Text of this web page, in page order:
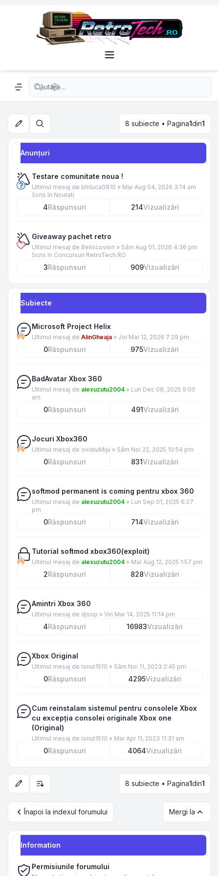
Navigation menu
Căutare avansată
Căutare 8 subiecte • Pagina1din1
Anunţuri
Testare comunitate noua !
Ultimul mesaj de blnluca0810 » Mar Aug 04, 2026 3:14 am
Scris în Noutati
4Răspunsuri 214Vizualizări
Giveaway pachet retro
Ultimul mesaj de Beliscovion » Sâm Aug 01, 2026 4:36 pm
Scris în Concursuri RetroTech.RO
3Răspunsuri 909Vizualizări
Subiecte
Microsoft Project Helix
Ultimul mesaj de AlinGheaja » Joi Mar 12, 2026 7:29 pm
0Răspunsuri 975Vizualizări
BadAvatar Xbox 360
Ultimul mesaj de alexuzutu2004 » Lun Dec 08, 2025 9:00
am
0Răspunsuri 491Vizualizări
Jocuri Xbox360
Ultimul mesaj de ovidiuMiju » Sâm Noi 22, 2025 10:54 pm
0Răspunsuri 831Vizualizări
softmod permanent is coming pentru xbox 360
Ultimul mesaj de alexuzutu2004 » Lun Sep 01, 2025 6:27
pm
0Răspunsuri 714Vizualizări
Tutorial softmod xbox360(exploit)
Ultimul mesaj de alexuzutu2004 » Mar Aug 12, 2025 1:57 pm
2Răspunsuri 828Vizualizări
Amintri Xbox 360
Ultimul mesaj de djsop » Vin Mar 14, 2025 11:14 pm
4Răspunsuri 16983Vizualizări
Xbox Original
Ultimul mesaj de Ionut1510 » Sâm Noi 11, 2023 2:45 pm
0Răspunsuri 4295Vizualizări
Cum reinstalam sistemul pentru consolele Xbox
cu excepția consolei originale Xbox one
(Original)
Ultimul mesaj de Ionut1510 » Mar Apr 11, 2023 11:31 am
0Răspunsuri 4064Vizualizări
Opțiuni de sortare și afișare 8 subiecte • Pagina1din1
Înapoi la indexul forumului Mergi la
Information
Permisiunile forumului